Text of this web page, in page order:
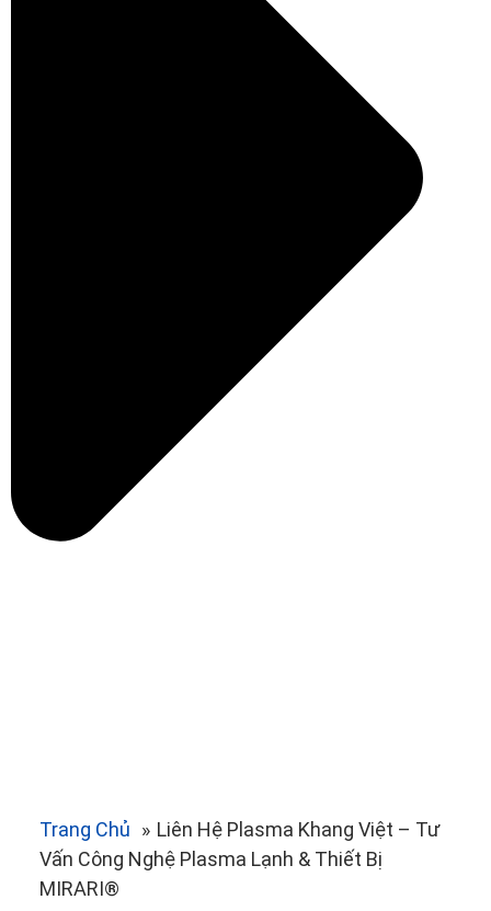
Trang Chủ » Liên Hệ Plasma Khang Việt – Tư
Vấn Công Nghệ Plasma Lạnh & Thiết Bị
MIRARI®